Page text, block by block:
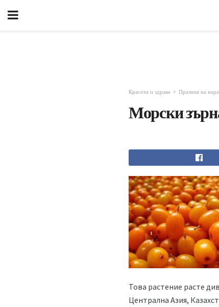
Красота и здраве Празник на
Морски
Това растение расте
Централна Азия,